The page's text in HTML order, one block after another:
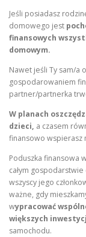
Jeśli posiadasz
domowego jest
finansowych
domowym.
Nawet jeśli Ty sam/a
gospodarowaniem
partner/partnerka
W planach
dzieci, a czasem
finansowo wspierasz
Poduszka finansowa
całym
wszyscy jego
ważne, gdy
wypracować
większych
samochodu.